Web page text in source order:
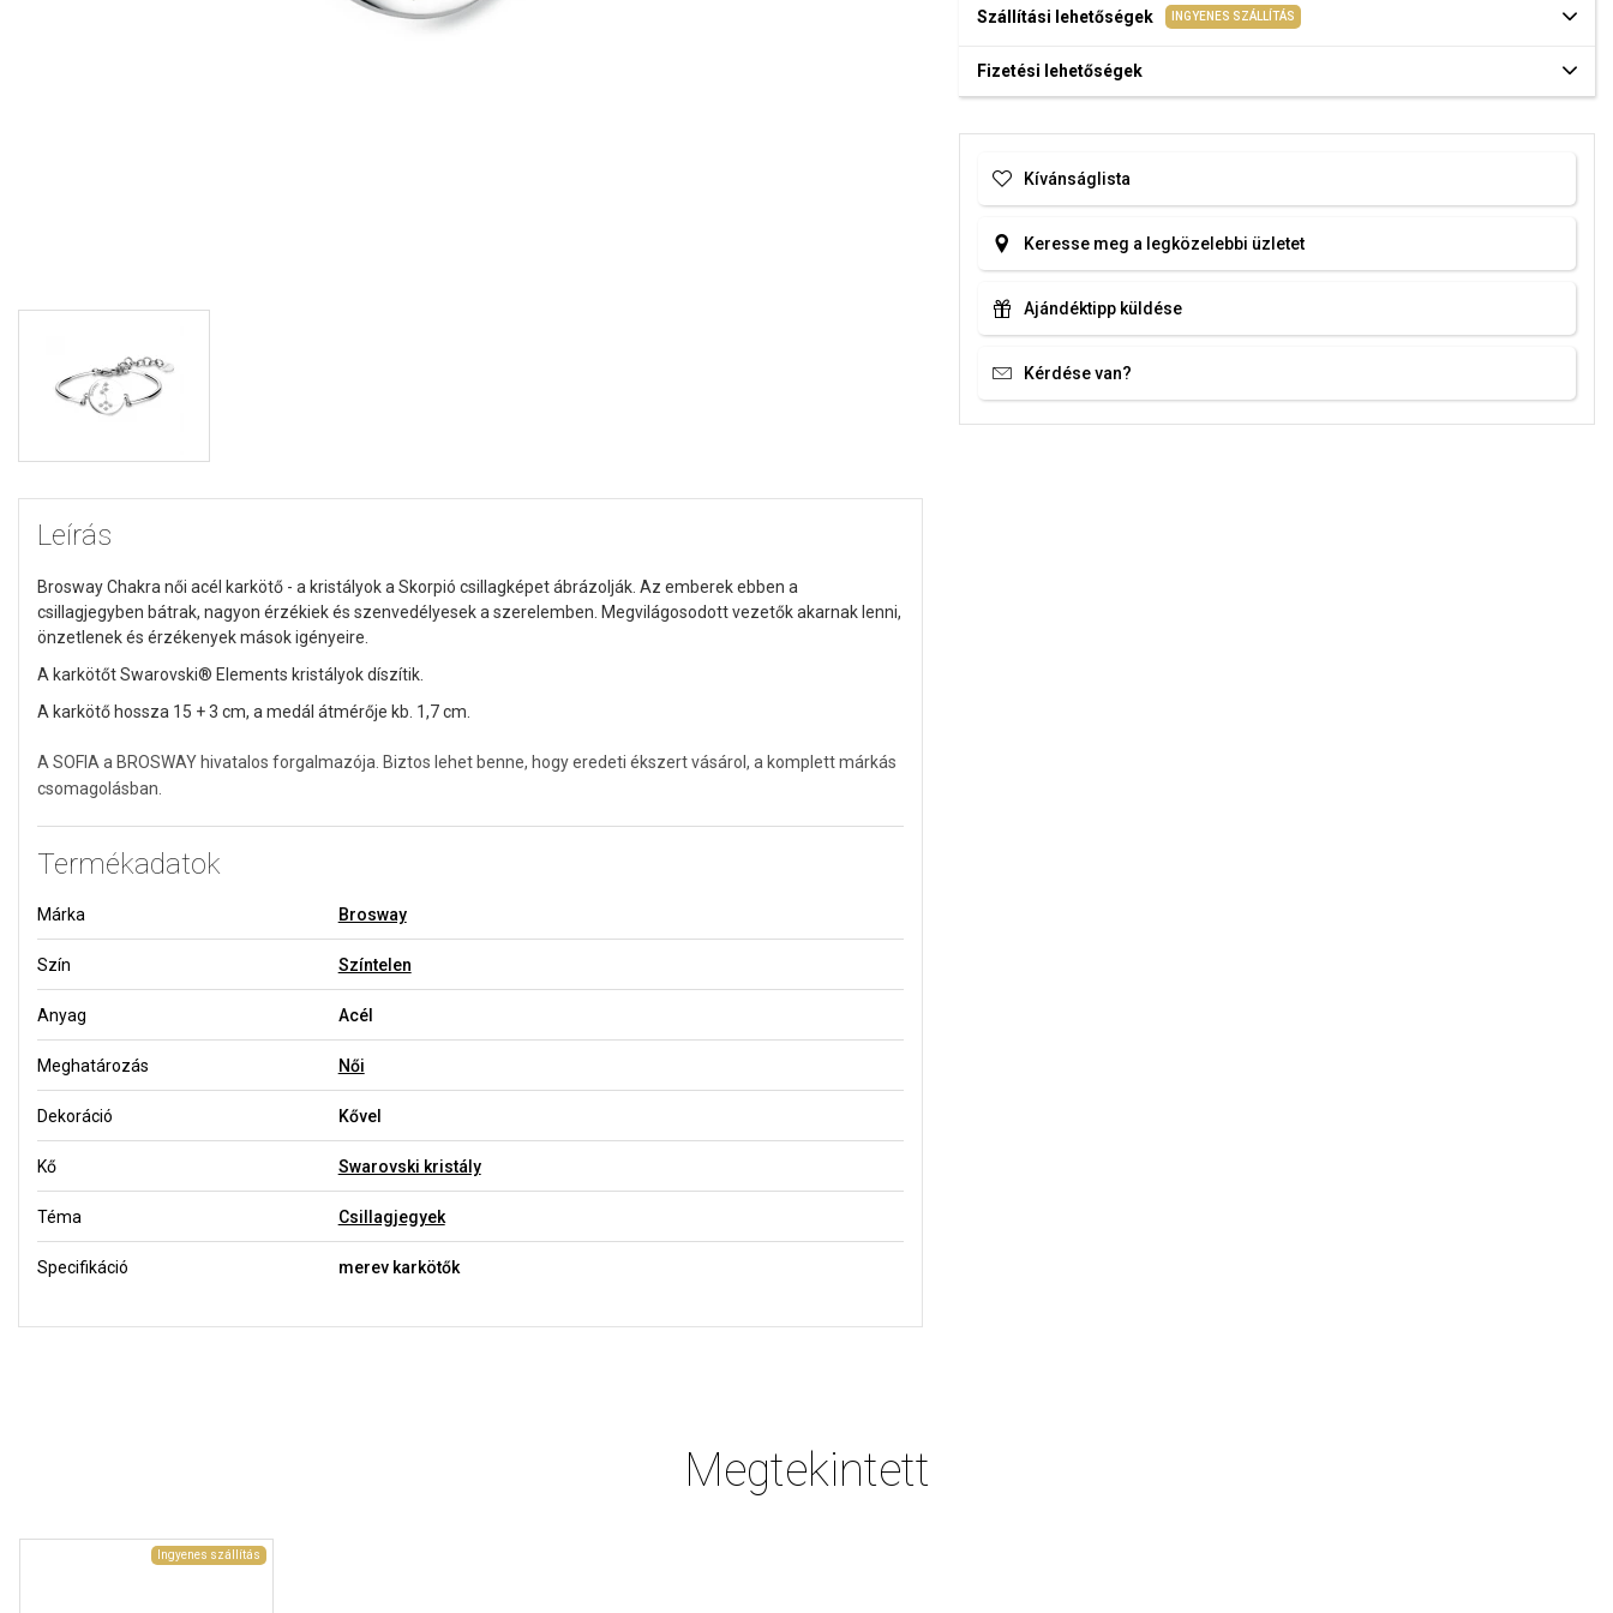
Leírás
Brosway Chakra női acél karkötő - a kristályok a Skorpió csillagképet ábrázolják. Az emberek ebben a
csillagjegyben bátrak, nagyon érzékiek és szenvedélyesek a szerelemben. Megvilágosodott vezetők akarnak lenni,
önzetlenek és érzékenyek mások igényeire.
A karkötőt Swarovski® Elements kristályok díszítik.
A karkötő hossza 15 + 3 cm, a medál átmérője kb. 1,7 cm.
A SOFIA a BROSWAY hivatalos forgalmazója. Biztos lehet benne, hogy eredeti ékszert vásárol, a komplett márkás
csomagolásban.
Termékadatok
Márka Brosway
Szín Színtelen
Anyag Acél
Meghatározás Női
Dekoráció Kővel
Kő Swarovski kristály
Téma Csillagjegyek
Specifikáció merev karkötők
Szállítási lehetőségek INGYENES SZÁLLÍTÁS
Fizetési lehetőségek
Kívánságlista
Keresse meg a legközelebbi üzletet
Ajándéktipp küldése
Kérdése van?
Megtekintett
Ingyenes szállítás